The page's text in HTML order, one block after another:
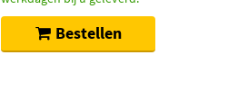
Bestellen